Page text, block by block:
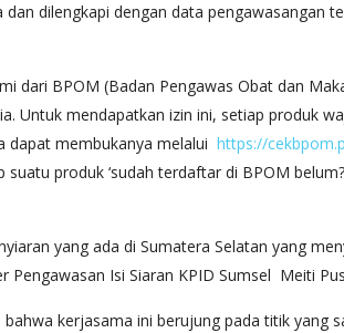
dilengkapi dengan data pengawasangan
dari BPOM (Badan Pengawas Obat dan
Untuk mendapatkan izin ini, setiap produk
dapat membukanya melalui https://
produk ‘sudah terdaftar di BPOM
yang ada di Sumatera Selatan yang
Pengawasan Isi Siaran KPID Sumsel Meiti
kerjasama ini berujung pada titik yang